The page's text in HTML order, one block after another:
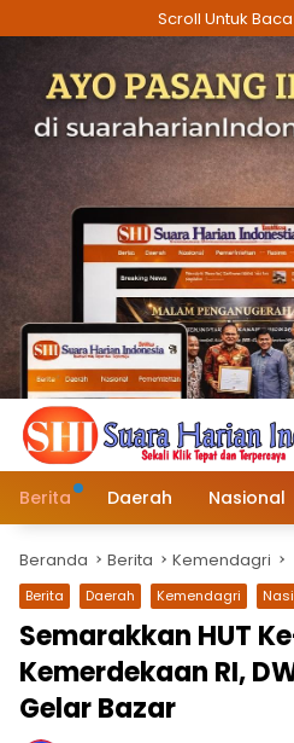
ke
Scroll Untuk
Berita Daerah Nasional
Beranda Berita Kemendagri
Berita Daerah Kemendagri
Semarakkan HUT
Kemerdekaan RI,
Gelar Bazar